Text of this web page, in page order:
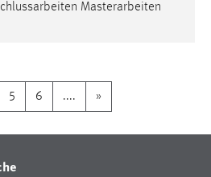
Masterarbeiten
5 6 .... »